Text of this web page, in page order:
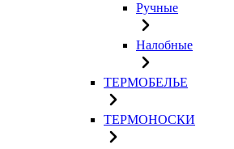
Ручные
Налобные
ТЕРМОБЕЛЬЕ
ТЕРМОНОСКИ